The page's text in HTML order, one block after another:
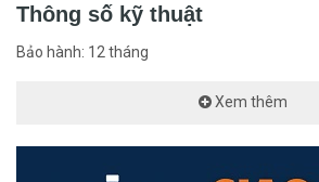
Thông số kỹ thuật
Bảo hành: 12 tháng
Xem thêm